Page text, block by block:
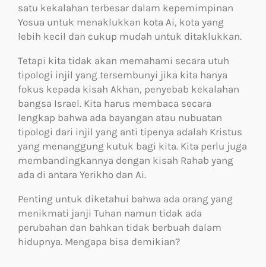
satu kekalahan terbesar dalam kepemimpinan
Yosua untuk menaklukkan kota Ai, kota yang
lebih kecil dan cukup mudah untuk ditaklukkan.
Tetapi kita tidak akan memahami secara utuh
tipologi injil yang tersembunyi jika kita hanya
fokus kepada kisah Akhan, penyebab kekalahan
bangsa Israel. Kita harus membaca secara
lengkap bahwa ada bayangan atau nubuatan
tipologi dari injil yang anti tipenya adalah Kristus
yang menanggung kutuk bagi kita. Kita perlu juga
membandingkannya dengan kisah Rahab yang
ada di antara Yerikho dan Ai.
Penting untuk diketahui bahwa ada orang yang
menikmati janji Tuhan namun tidak ada
perubahan dan bahkan tidak berbuah dalam
hidupnya. Mengapa bisa demikian?